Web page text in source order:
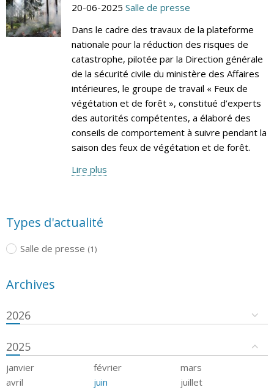
20-06-2025 Salle de presse
Dans le cadre des travaux de la plateforme
nationale pour la réduction des risques de
catastrophe, pilotée par la Direction générale
de la sécurité civile du ministère des Affaires
intérieures, le groupe de travail « Feux de
végétation et de forêt », constitué d’experts
des autorités compétentes, a élaboré des
conseils de comportement à suivre pendant la
saison des feux de végétation et de forêt.
Lire plus
Types d'actualité
Salle de presse (1)
Archives
2026
2025
janvier février
mars
avril
juin
juillet